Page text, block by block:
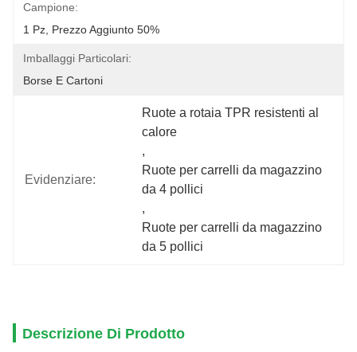
Campione:
1 Pz, Prezzo Aggiunto 50%
Imballaggi Particolari:
Borse E Cartoni
Evidenziare:
Ruote a rotaia TPR resistenti al
calore
,
Ruote per carrelli da magazzino
da 4 pollici
,
Ruote per carrelli da magazzino
da 5 pollici
Descrizione Di Prodotto